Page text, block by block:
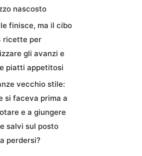
nascosto
finisce, ma il cibo
ricette per
gli avanzi e
piatti appetitosi
vecchio stile:
si faceva prima a
e a giungere
salvi sul posto
perdersi?